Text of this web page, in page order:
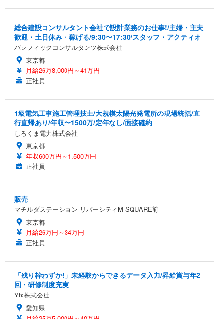
総合建設コンサルタント会社で設計業務のお仕事!/主婦・主夫
歓迎・土日休み・稼げる/9:30〜17:30/スタッフ・アクティオ
パシフィックコンサルタンツ株式会社
東京都
月給26万8,000円～41万円
正社員
1級電気工事施工管理技士/大規模太陽光発電所の現場統括/直
行直帰あり/年収〜1500万/定年なし/面接確約
しろくま電力株式会社
東京都
年収600万円～1,500万円
正社員
販売
マチルダステーション リバーシティM-SQUARE前
東京都
月給26万円～34万円
正社員
「残り枠わずか!」未経験からできるデータ入力/昇給賞与年2
回・研修制度充実
Yts株式会社
愛知県